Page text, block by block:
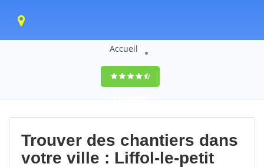
Accueil
9,5(100%)0
votes
Trouver des chantiers dans
votre ville : Liffol-le-petit